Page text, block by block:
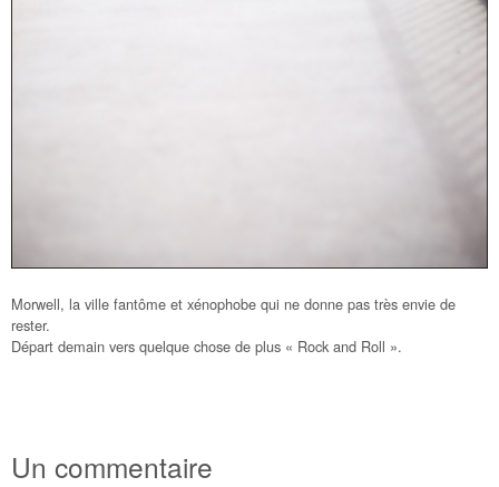
Morwell, la ville fantôme et xénophobe qui ne donne pas très envie de
rester.
Départ demain vers quelque chose de plus « Rock and Roll ».
Un commentaire